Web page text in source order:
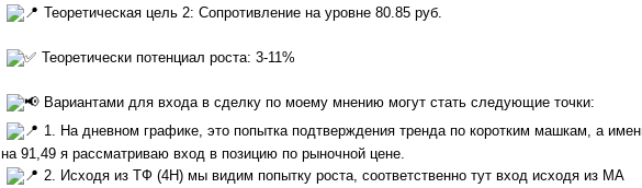
Теоретическая цель 2: Сопротивление на уровне 80.85 руб.
Теоретически потенциал роста: 3-11%
Вариантами для входа в сделку по моему мнению могут стать следующие точки:
1. На дневном графике, это попытка подтверждения тренда по коротким машкам, а
на 91,49 я рассматриваю вход в позицию по рыночной цене.
2. Исходя из ТФ (4Н) мы видим попытку роста, соответственно тут вход исходя из МА